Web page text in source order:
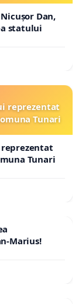
Dan,
statului
reprezentat
Tunari
Tunari
Marius!